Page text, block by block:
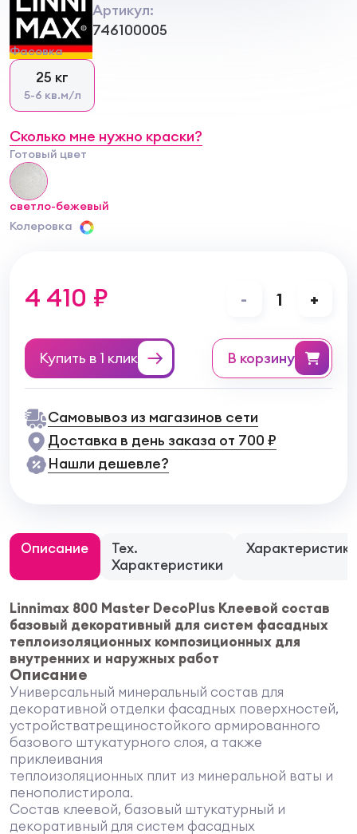
Артикул:
746100005
Фасовка
25 кг
5-6 кв.м/л
Сколько мне нужно краски?
Готовый цвет
светло-бежевый
Колеровка
4 410 ₽ - 1 +
Купить в 1 клик в корзину
Самовывоз из магазинов сети
Доставка в день заказа от 700 ₽
Нашли дешевле?
Описание
Тех.
Характеристики
Характеристики
Linnimax 800 Master DecoPlus Клеевой состав
базовый декоративный для систем фасадных
теплоизоляционных композиционных для
внутренних и наружных работ
Описание
Универсальный минеральный состав для
декоративной отделки фасадных поверхностей,
устройстватрещиностойкого армированного
базового штукатурного слоя, а также
приклеивания
теплоизоляционных плит из минеральной ваты и
пенополистирола.
Состав клеевой, базовый штукатурный и
декоративный для систем фасадных